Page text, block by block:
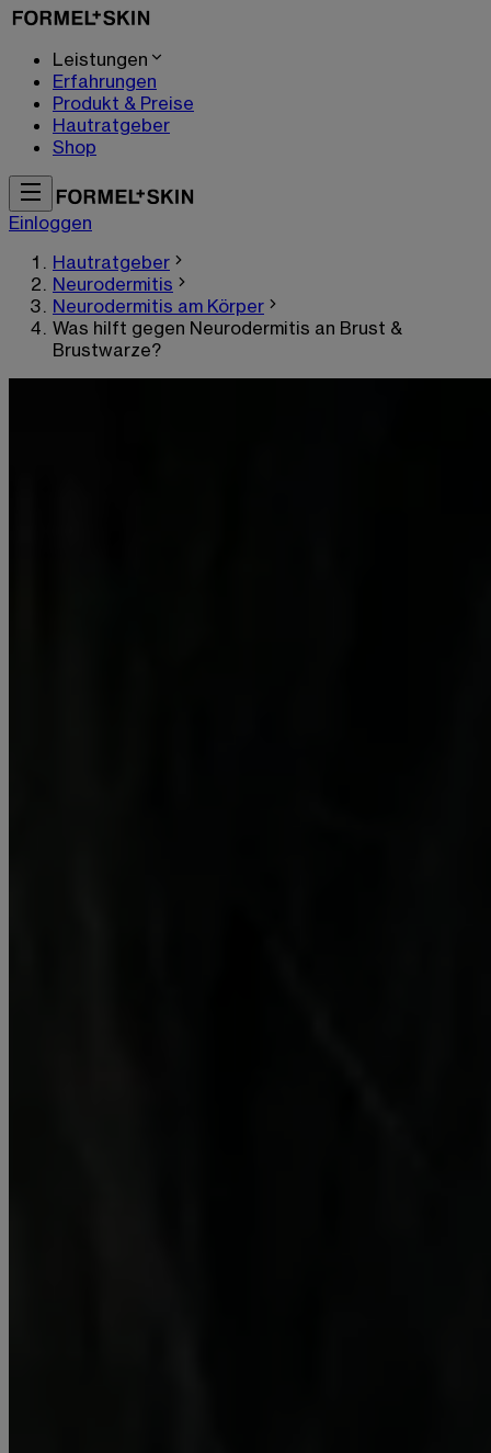
Leistungen
Erfahrungen
Produkt & Preise
Hautratgeber
Shop
Einloggen
Hautratgeber
Neurodermitis
Neurodermitis am Körper
Was hilft gegen Neurodermitis an Brust &
Brustwarze?